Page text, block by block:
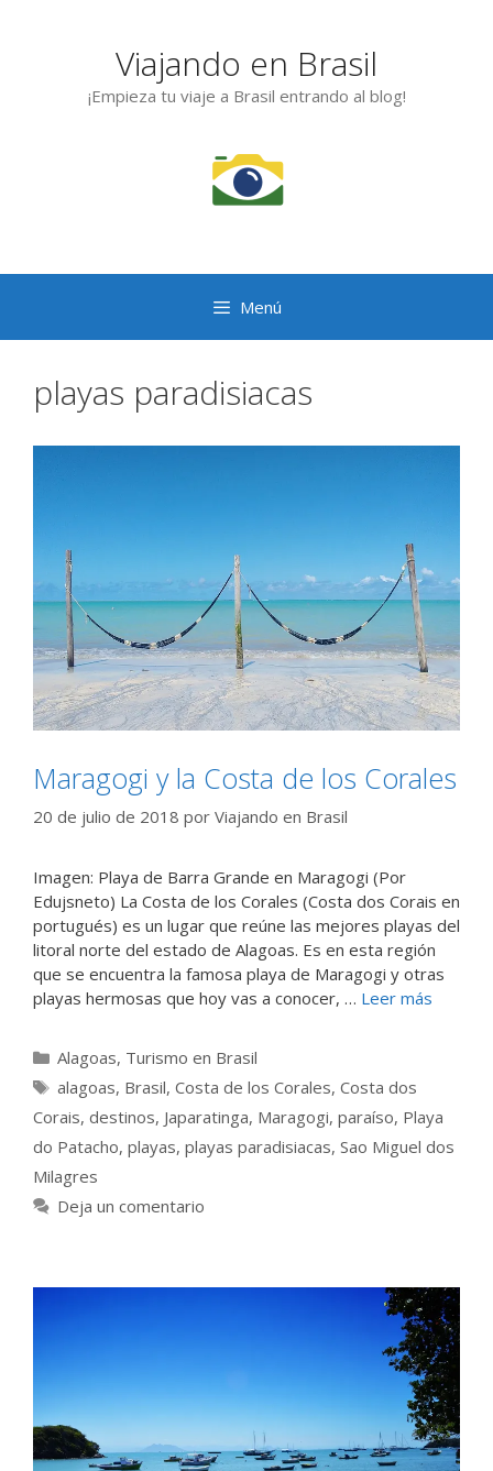
Viajando en Brasil
¡Empieza tu viaje a Brasil entrando al blog!
Menú
playas paradisiacas
Maragogi y la Costa de los Corales
20 de julio de 2018 por Viajando en Brasil
Imagen: Playa de Barra Grande en Maragogi (Por
Edujsneto) La Costa de los Corales (Costa dos Corais en
portugués) es un lugar que reúne las mejores playas del
litoral norte del estado de Alagoas. Es en esta región
que se encuentra la famosa playa de Maragogi y otras
playas hermosas que hoy vas a conocer, … Leer más
Categorías
Alagoas, Turismo en Brasil
Etiquetas
alagoas, Brasil, Costa de los Corales, Costa dos
Corais, destinos, Japaratinga, Maragogi, paraíso, Playa
do Patacho, playas, playas paradisiacas, Sao Miguel dos
Milagres
Deja un comentario